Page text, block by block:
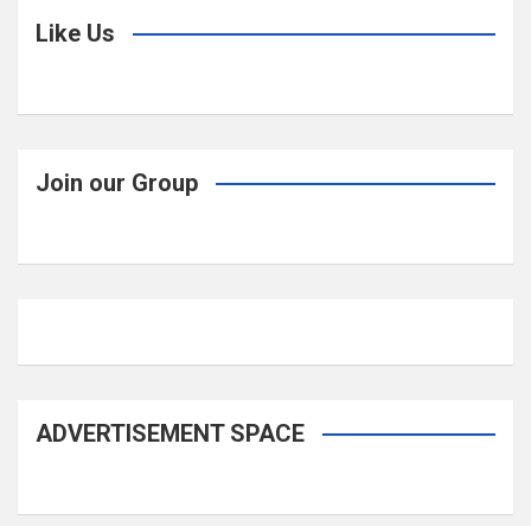
Like Us
Join our Group
ADVERTISEMENT SPACE